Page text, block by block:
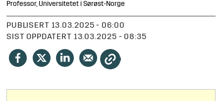
Professor, Universitetet i Sørøst-Norge
PUBLISERT
13.03.2025 - 06:00
SIST OPPDATERT
13.03.2025 - 08:35